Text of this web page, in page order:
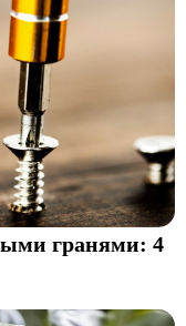
гранями: 4